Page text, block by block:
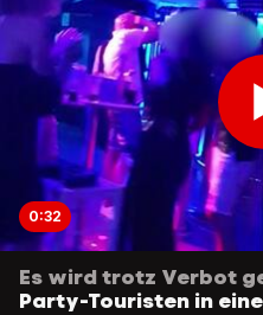
0:32
Es wird trotz Verbot
Party-Touristen in